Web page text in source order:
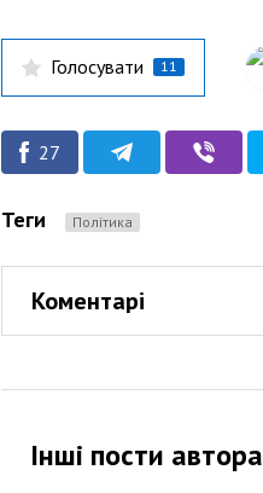
Голосувати 11
27
Теги Політика
Коментарі
Інші пости автора